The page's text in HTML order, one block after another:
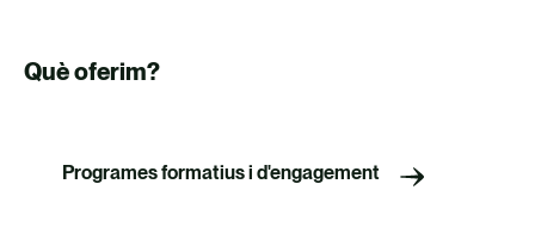
Què oferim?
Programes formatius i d'engagement